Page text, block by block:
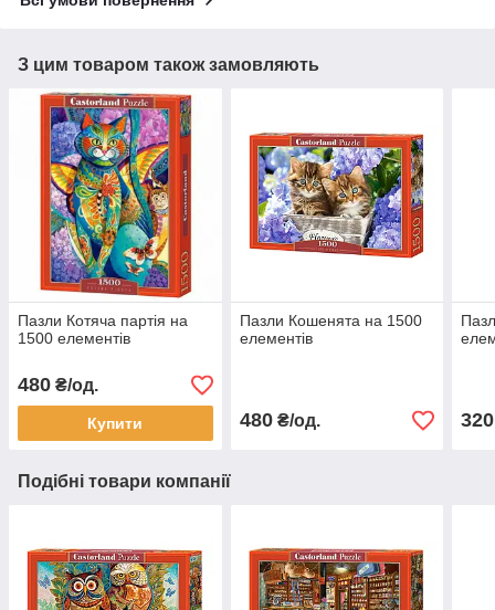
З цим товаром також замовляють
Пазли Котяча партія на
1500 елементів
480 ₴/од.
Купити
Пазли Кошенята на 1500
елементів
480₴/од. 320
Подібні товари компанії